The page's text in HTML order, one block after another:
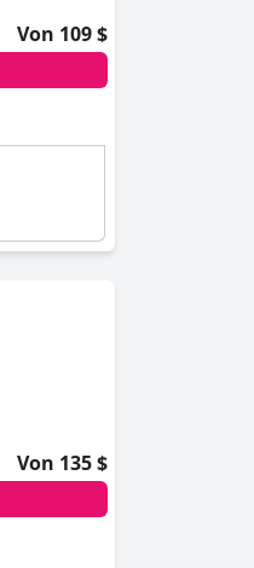
Von 109 $
Von 135 $